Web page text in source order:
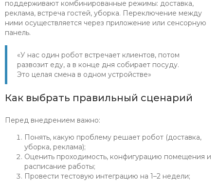
поддерживают комбинированные режимы: доставка,
реклама, встреча гостей, уборка. Переключение между
ними осуществляется через приложение или сенсорную
панель.
«У нас один робот встречает клиентов, потом
развозит еду, а в конце дня собирает посуду.
Это целая смена в одном устройстве»
Как выбрать правильный сценарий
Перед внедрением важно:
Понять, какую проблему решает робот (доставка,
уборка, реклама);
Оценить проходимость, конфигурацию помещения и
расписание работы;
Провести тестовую интеграцию на 1–2 недели;